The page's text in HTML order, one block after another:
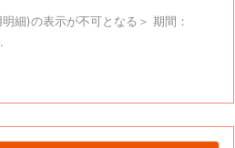
細)の表示が不可となる＞ 期間：